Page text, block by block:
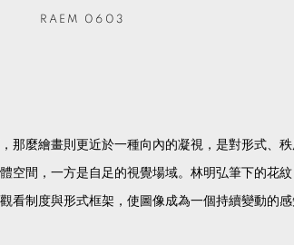
RAEM 0603
那麼繪畫則更近於一種向內的凝視，是對形式、
空間，一方是自足的視覺場域。林明弘筆下的花
制度與形式框架，使圖像成為一個持續變動的感